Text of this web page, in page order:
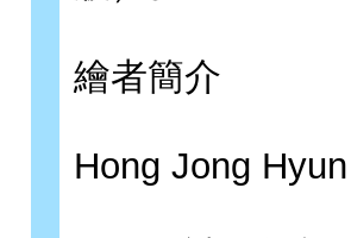
繪者簡介
Hong Jong Hyun